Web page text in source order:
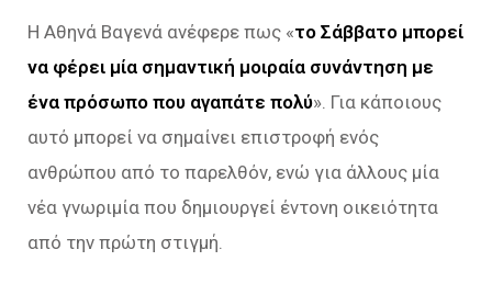
Η Αθηνά Βαγενά ανέφερε πως «το Σάββατο μπορεί
να φέρει μία σημαντική μοιραία συνάντηση με
ένα πρόσωπο που αγαπάτε πολύ». Για κάποιους
αυτό μπορεί να σημαίνει επιστροφή ενός
ανθρώπου από το παρελθόν, ενώ για άλλους μία
νέα γνωριμία που δημιουργεί έντονη οικειότητα
από την πρώτη στιγμή.